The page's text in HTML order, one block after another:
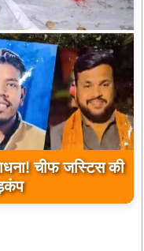
पौधारोपण, बोले-
स्वस्थ और सुंदर